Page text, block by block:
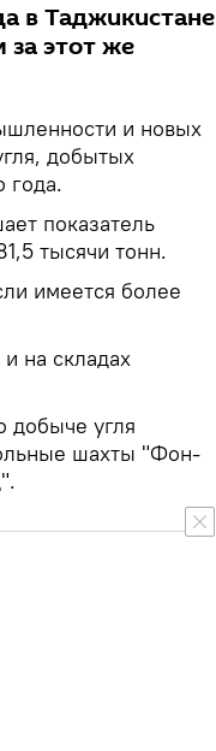
в Таджикистане
этот же
и новых
добытых
года.
показатель
тысячи тонн.
имеется более
на складах
добыче угля
шахты "Фон-